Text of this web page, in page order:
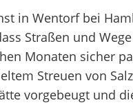
in Wentorf bei
Straßen und
Monaten sicher
Streuen von
vorgebeugt und